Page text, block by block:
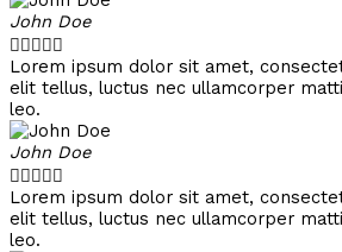
John Doe

Lorem ipsum dolor sit amet,
elit tellus, luctus nec ullamcorper
leo.
John Doe

Lorem ipsum dolor sit amet,
elit tellus, luctus nec ullamcorper
leo.